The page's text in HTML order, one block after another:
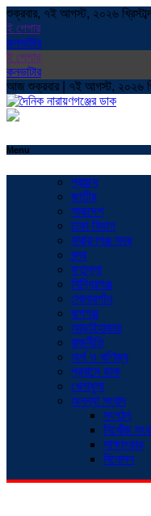
শুক্রবার, ৭ই আগস্ট, ২০২৬
ই পেপার
কনভাটার
ই পেপার
কনভাটার
আজ শুক্রবার | ৭ই আগস্ট, ২০২৬
Menu
প্রচ্ছদ
জাতীয়
সারাদেশ
ঢাকা বিভাগ
নারায়ণগঞ্জ সদর
বন্দর
ফতুল্লা
সিদ্ধিরগঞ্জ
সোনারগাঁও
রূপগঞ্জ
আড়াইহাজার
রাজনীতি
অর্থ ও বাণিজ্য
প্রবাসে ডাক
খেলাধুলা
অনন্যা সংবাদ
সংগঠন
নিখোঁজ
সাক্ষাৎকার
বিনোদন